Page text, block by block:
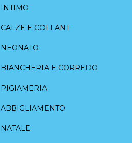
INTIMO
CALZE E COLLANT
NEONATO
BIANCHERIA E CORREDO
PIGIAMERIA
ABBIGLIAMENTO
NATALE